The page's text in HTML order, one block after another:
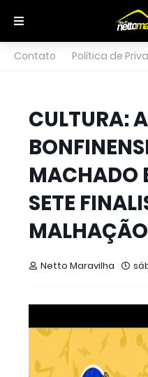
Contato Política de
CULTURA:
MACHADO
SETE
MALHAÇÃO
Netto Maravilha